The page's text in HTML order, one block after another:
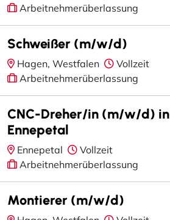
Arbeitnehmerüberlassung
Schweißer (m/w/d)
Hagen, Westfalen
Vollzeit
Arbeitnehmerüberlassung
CNC-Dreher/in (m/w/d) in
Ennepetal
Ennepetal
Vollzeit
Arbeitnehmerüberlassung
Montierer (m/w/d)